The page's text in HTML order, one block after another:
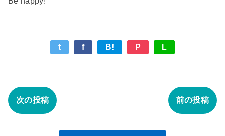
t f B! P L
次の投稿 前の投稿